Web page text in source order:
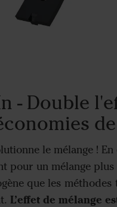
- Double
le mélange !
pour un mélange
que les
L’effet de mélange